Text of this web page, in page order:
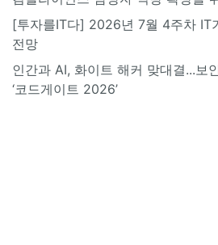
[투자를IT다] 2026년 7월 4주차 IT
전망
인간과 AI, 화이트 해커 맞대결...보
‘코드게이트 2026’